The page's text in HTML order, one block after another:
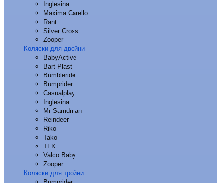
Inglesina
Maxima Carello
Rant
Silver Cross
Zooper
Коляски для двойни
BabyActive
Bart-Plast
Bumbleride
Bumprider
Casualplay
Inglesina
Mr Samdman
Reindeer
Riko
Tako
TFK
Valco Baby
Zooper
Коляски для тройни